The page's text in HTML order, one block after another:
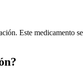
Este medicamento